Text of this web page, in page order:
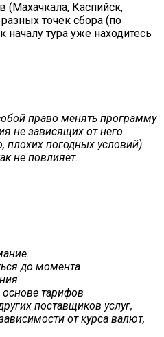
(Махачкала, Каспийск,
точек сбора (по
началу тура уже находитесь
право менять программу
не зависящих от него
плохих погодных условий).
не повлияет.
до момента
тарифов
поставщиков услуг,
от курса валют,